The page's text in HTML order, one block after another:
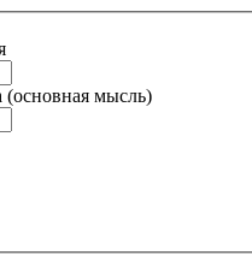
(основная мысль)